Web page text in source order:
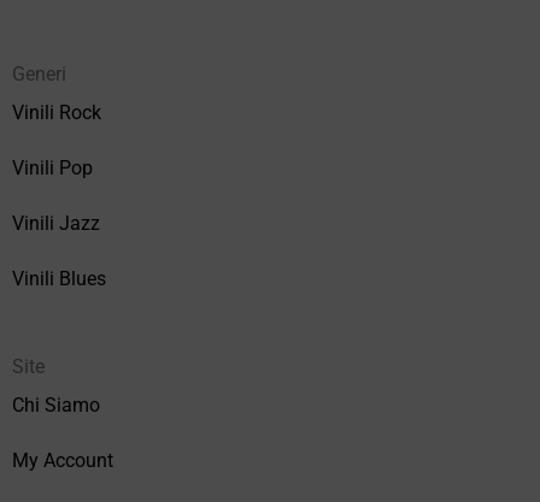
Generi
Vinili Rock
Vinili Pop
Vinili Jazz
Vinili Blues
Site
Chi Siamo
My Account